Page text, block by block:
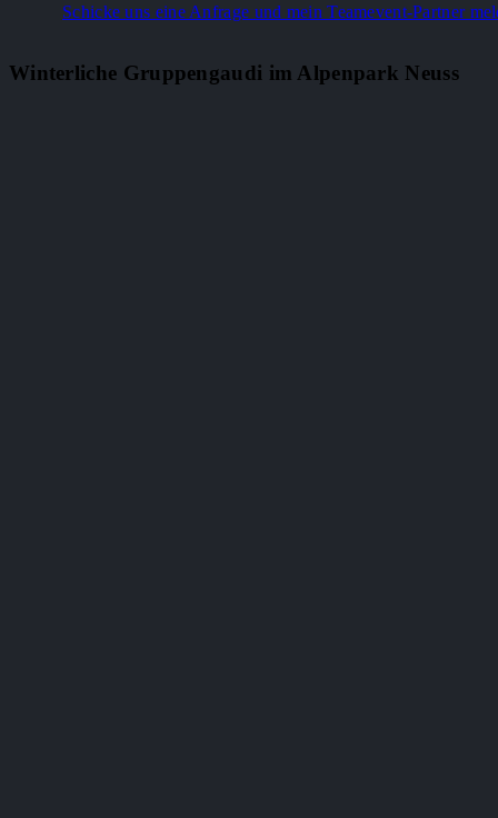
Schicke uns eine Anfrage und mein Teamevent-Partner
Winterliche Gruppengaudi im Alpenpark Neuss